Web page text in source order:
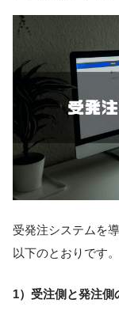
受発注システムを
以下のとおりです。
1）受注側と発注側